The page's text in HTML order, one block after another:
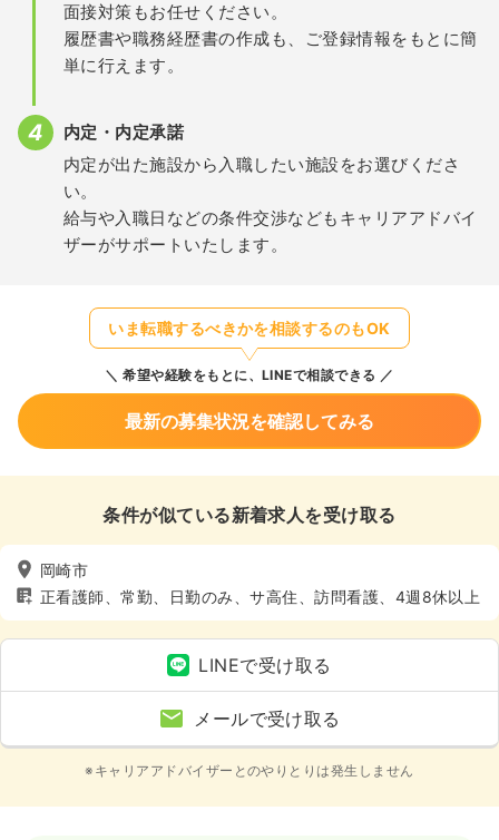
面接対策もお任せください。
履歴書や職務経歴書の作成も、ご登録情報をもとに簡
単に行えます。
内定・内定承諾
内定が出た施設から入職したい施設をお選びくださ
い。
給与や入職日などの条件交渉などもキャリアアドバイ
ザーがサポートいたします。
いま転職するべきかを相談するのもOK
希望や経験をもとに、LINEで相談できる
最新の募集状況を確認してみる
条件が似ている新着求人を受け取る
岡崎市
正看護師、常勤、日勤のみ、サ高住、訪問看護、4週8休以上
LINEで受け取る
メールで受け取る
※キャリアアドバイザーとのやりとりは発生しません